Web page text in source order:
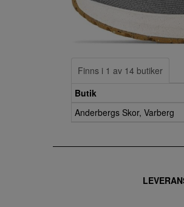
Finns i 1 av 14 butiker
Butik
Anderbergs Skor, Varberg